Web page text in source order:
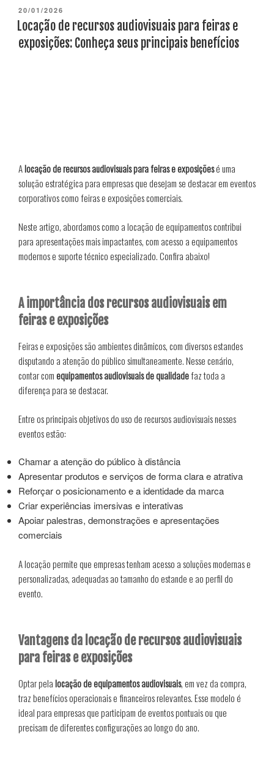
PUBLICADO
EM
20/01/2026
Locação de recursos audiovisuais para feiras e
exposições: Conheça seus principais benefícios
Alocação de recursos audiovisuais para feiras e exposiçõesé uma
solução estratégica para empresas que desejam se destacar em eventos
corporativos como feiras e exposições comerciais.
Neste artigo, abordamos como a locação de equipamentos contribui
para apresentações mais impactantes, com acesso a equipamentos
modernos e suporte técnico especializado. Confira abaixo!
A importância dos recursos audiovisuais em
feiras e exposições
Feiras e exposições são ambientes dinâmicos, com diversos estandes
disputando a atenção do público simultaneamente. Nesse cenário,
contar comequipamentos audiovisuais de qualidadefaz toda a
diferença para se destacar.
Entre os principais objetivos do uso de recursos audiovisuais nesses
eventos estão:
Chamar a atenção do público à distância
Apresentar produtos e serviços de forma clara e atrativa
Reforçar o posicionamento e a identidade da marca
Criar experiências imersivas e interativas
Apoiar palestras, demonstrações e apresentações
comerciais
A locação permite que empresas tenham acesso a soluções modernas e
personalizadas, adequadas ao tamanho do estande e ao perfil do
evento.
Vantagens da locação de recursos audiovisuais
para feiras e exposições
Optar pelalocação de equipamentos audiovisuais, em vez da compra,
traz benefícios operacionais e financeiros relevantes. Esse modelo é
ideal para empresas que participam de eventos pontuais ou que
precisam de diferentes configurações ao longo do ano.